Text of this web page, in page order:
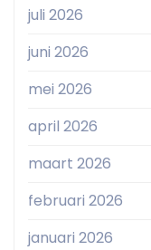
juli 2026
juni 2026
mei 2026
april 2026
maart 2026
februari 2026
januari 2026